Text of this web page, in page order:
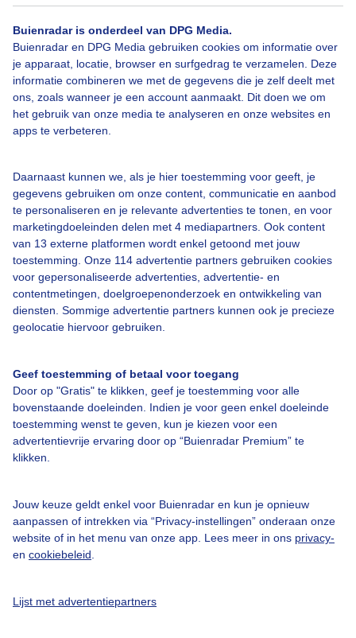
Buienradar is onderdeel van DPG Media.
Buienradar en DPG Media gebruiken cookies om informatie over
je apparaat, locatie, browser en surfgedrag te verzamelen. Deze
informatie combineren we met de gegevens die je zelf deelt met
ons, zoals wanneer je een account aanmaakt. Dit doen we om
het gebruik van onze media te analyseren en onze websites en
apps te verbeteren.
Daarnaast kunnen we, als je hier toestemming voor geeft, je
gegevens gebruiken om onze content, communicatie en aanbod
te personaliseren en je relevante advertenties te tonen, en voor
marketingdoeleinden delen met 4 mediapartners. Ook content
van 13 externe platformen wordt enkel getoond met jouw
toestemming. Onze 114 advertentie partners gebruiken cookies
voor gepersonaliseerde advertenties, advertentie- en
contentmetingen, doelgroepenonderzoek en ontwikkeling van
diensten. Sommige advertentie partners kunnen ook je precieze
geolocatie hiervoor gebruiken.
Geef toestemming of betaal voor toegang
Door op "Gratis" te klikken, geef je toestemming voor alle
bovenstaande doeleinden. Indien je voor geen enkel doeleinde
toestemming wenst te geven, kun je kiezen voor een
advertentievrije ervaring door op “Buienradar Premium” te
klikken.
Jouw keuze geldt enkel voor Buienradar en kun je opnieuw
aanpassen of intrekken via “Privacy-instellingen” onderaan onze
website of in het menu van onze app. Lees meer in ons privacy-
en cookiebeleid
Lijst met advertentiepartners
Bekijk slideshow
Een moment geduld aub...
Over Buienradar
Veelgestelde vragen
Toegankelijkheid
Buienradar Team
Privacy beleid
Privacy instellingen